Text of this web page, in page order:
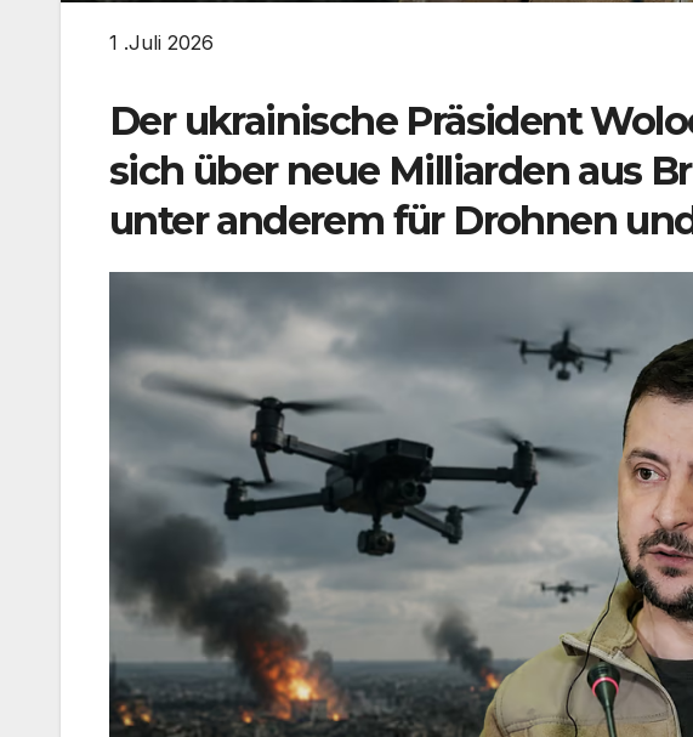
1 .Juli 2026
Der ukrainische Präsident
sich über neue Milliarden aus
unter anderem für Drohnen